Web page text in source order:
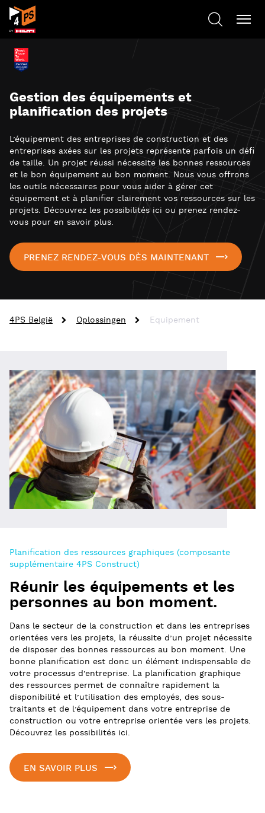
Gestion des équipements et
planification des projets
L’équipement des entreprises de construction et des
entreprises axées sur les projets représente parfois un défi
de taille. Un projet réussi nécessite les bonnes ressources
et le bon équipement au bon moment. Nous vous offrons
les outils nécessaires pour vous aider à gérer cet
équipement et à planifier clairement vos ressources sur les
projets. Découvrez les possibilités ici ou prenez rendez-
vous pour en savoir plus.
PRENEZ RENDEZ-VOUS DÈS MAINTENANT
4PS België Oplossingen Equipement
Planification des ressources graphiques (composante
supplémentaire 4PS Construct)
Réunir les équipements et les
personnes au bon moment.
Dans le secteur de la construction et dans les entreprises
orientées vers les projets, la réussite d’un projet nécessite
de disposer des bonnes ressources au bon moment. Une
bonne planification est donc un élément indispensable de
votre processus d’entreprise. La planification graphique
des ressources permet de connaître rapidement la
disponibilité et l’utilisation des employés, des sous-
traitants et de l’équipement dans votre entreprise de
construction ou votre entreprise orientée vers les projets.
Découvrez les possibilités ici.
EN SAVOIR PLUS